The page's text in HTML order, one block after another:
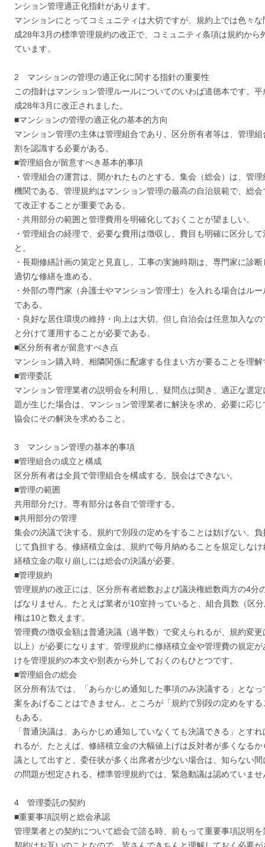
ンション管理適正化指針があります。
マンションにとってコミュニティは大切ですが、規約上では色々
成28年3月の標準管理規約の改正で、コミュニティ条項は規約から
ています。
2 マンションの管理の適正化に関する指針の重要性
この指針はマンション管理ルールについてのいわば道徳本です。
成28年3月に改正されました。
■マンションの管理の適正化の基本的方向
マンション管理の主体は管理組合であり、区分所有者等は、管理
割を認識する必要がある。
■管理組合が留意すべき基本的事項
・管理組合の運営は、開かれたものとする。集会（総会）は、管
機関である。管理規約はマンション管理の最高の自治規範で、総
て改正することが重要である。
・共用部分の範囲と管理費用を明確化しておくことが望ましい。
・管理組合の経理で、必要な費用は徴収し、費目も明確に区分し
と。
・長期修繕計画の策定と見直し。工事の実施時期は、専門家に診
適切な修繕を進める。
・外部の専門家（弁護士やマンション管理士）を入れる場合はル
である。
・良好な居住環境の維持・向上は大切。但し自治会は任意加入な
と分けて運用することが必要である。
■区分所有者が留意すべき点
マンション購入時、相隣関係に配慮する住まい方が要ることを理
■管理委託
マンション管理業者の説明会を利用し、疑問点は聞き、適正な選
題が生じた場合は、マンション管理業者に解決を求め、必要に応
協会にその解決を求めること。
3 マンション管理の基本的事項
■管理組合の成立と構成
区分所有者は全員で管理組合を構成する。脱会はできない。
■管理の範囲
共用部分だけ。専有部分は各自で管理する。
■共用部分の管理
集会の決議で決する。規約で別段の定めをすることは妨げない。
じて負担する。修繕積立金は、規約で毎月納めることを規定しな
繕積立金の取り崩しには総会の決議が必要。
■管理規約
管理規約の改正には、区分所有者総数および議決権総数両方の4分
ばなりません。たとえば業者が10室持っていると、組合員数（区
権は10と数えます。
管理費の徴収金額は普通決議（過半数）で変えられるが、規約変
以上）が必要になります。管理規約に修繕積立金や管理費の規定
けを管理規約の本文や別表から外しておくのもひとつです。
■管理組合の総会
区分所有法では、「あらかじめ通知した事項のみ決議する」とな
案をあげることはできません。ところが「規約で別段の定めをす
もある。
「普通決議は、あらかじめ通知していなくても決議できる」とす
れるが、たとえば、修繕積立金の大幅値上げは反対者が多くなる
議として出すと、委任状が多く出席者が少ない場合は、知らない
の問題が想定される。標準管理規約では、緊急動議は認めていませ
4 管理委託の契約
■重要事項説明と総会承認
管理業者との契約について総会で諮る時、前もって重要事項説明
契約はお互いのことなので、皆さんできちんと理解しておく必要